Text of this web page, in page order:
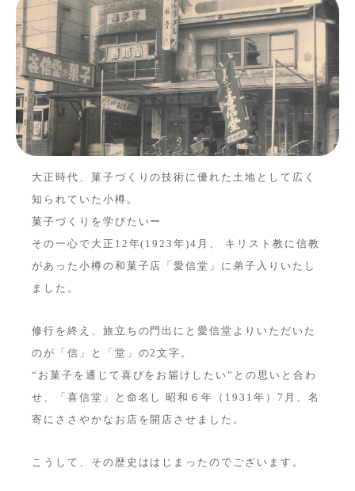
大正時代、菓子づくりの技術に優れた土地として広く
知られていた小樽。
菓子づくりを学びたいー
その一心で大正12年(1923年)4月、
キリスト教に信教
があった小樽の和菓子店「愛信堂」に弟子入りいたし
ました。
修行を終え、旅立ちの門出にと愛信堂よりいただいた
のが「信」と「堂」の2文字。
“お菓子を通じて喜びをお届けしたい”との思いと合わ
せ、「喜信堂」と命名し
昭和６年（1931年）7月、名
寄にささやかなお店を開店させました。
こうして、その歴史ははじまったのでございます。